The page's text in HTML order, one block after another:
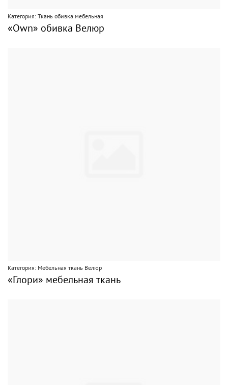
Категория: Ткань обивка мебельная
«Own» обивка Велюр
Категория: Мебельная ткань Велюр
«Глори» мебельная ткань